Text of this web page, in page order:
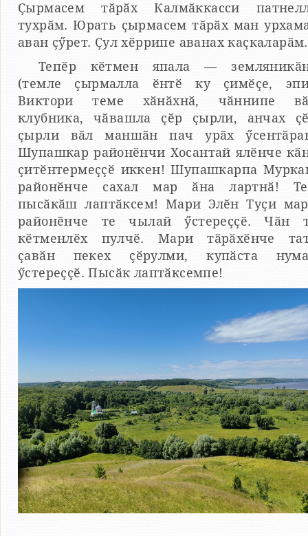
Ҫырмасем тӑрӑх Калмӑккасси
тухрӑм. Юрать ҫырмасем тӑрӑх ман
аван ҫӳрет. Ҫул хӗррипе аванах каҫкаларӑм.
Тепӗр кӗтмен япала —
(темле ҫырмалла ӗнтӗ ку ҫимӗҫе,
Виктори теме хӑнӑхнӑ, чӑннипе
клубника, чӑвашла ҫӗр ҫырли, анчах
ҫырли вӑл маншӑн пач урӑх
Шупашкар районӗнчи Хосантай ялӗнче
ҫитӗнтермеҫҫӗ иккен! Шупашкарпа
районӗнче сахал мар ӑна лартнӑ!
пысӑкӑш лаптӑксем! Мари Элӗн Туҫи
районӗнче те чылай ӳстереҫҫӗ. Чӑн
кӗтменлӗх пулчӗ. Мари тӑрӑхӗнче
ҫавӑн пекех ҫӗрулми, купӑста
ӳстереҫҫӗ. Пысӑк лаптӑксемпе!